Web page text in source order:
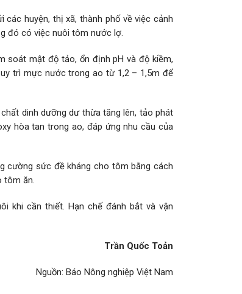
huyện, thị xã, thành phố về việc cảnh
đó có việc nuôi tôm nước lợ.
soát mật độ tảo, ổn định pH và độ kiềm,
trì mực nước trong ao từ 1,2 – 1,5m để
dinh dưỡng dư thừa tăng lên, tảo phát
hòa tan trong ao, đáp ứng nhu cầu của
cường sức đề kháng cho tôm bằng cách
tôm ăn.
khi cần thiết. Hạn chế đánh bắt và vận
Trần Quốc Toản
Nguồn: Báo Nông nghiệp Việt Nam